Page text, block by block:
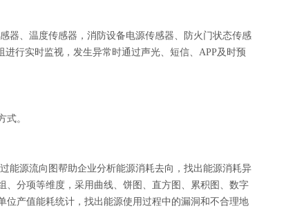
器、温度传感器，消防设备电源传感器、防火门状态传感
行实时监视，发生异常时通过声光、短信、APP及时预
式。
能源流向图帮助企业分析能源消耗去向，找出能源消耗异
分项等维度，采用曲线、饼图、直方图、累积图、数字
产值能耗统计，找出能源使用过程中的漏洞和不合理地